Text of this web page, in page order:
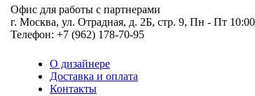
Офис для работы с партнерами
г. Москва, ул. Отрадная, д. 2Б, стр. 9, Пн - Пт
Телефон: +7 (962) 178-70-95
О дизайнере
Доставка и оплата
Контакты